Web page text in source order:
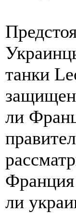
танки
ли
Франция
ли